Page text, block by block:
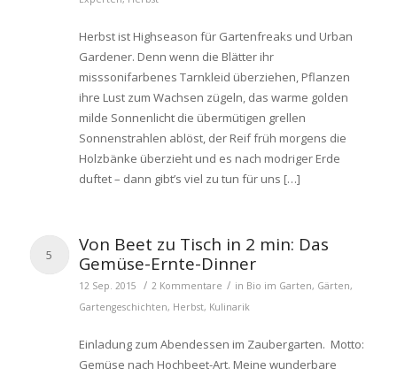
Herbst ist Highseason für Gartenfreaks und Urban
Gardener. Denn wenn die Blätter ihr
misssonifarbenes Tarnkleid überziehen, Pflanzen
ihre Lust zum Wachsen zügeln, das warme golden
milde Sonnenlicht die übermütigen grellen
Sonnenstrahlen ablöst, der Reif früh morgens die
Holzbänke überzieht und es nach modriger Erde
duftet – dann gibt’s viel zu tun für uns […]
5
Von Beet zu Tisch in 2 min: Das
Gemüse-Ernte-Dinner
12 Sep. 2015 / 2 Kommentare / in Bio im Garten, Gärten,
Gartengeschichten, Herbst, Kulinarik
Einladung zum Abendessen im Zaubergarten. Motto:
Gemüse nach Hochbeet-Art. Meine wunderbare